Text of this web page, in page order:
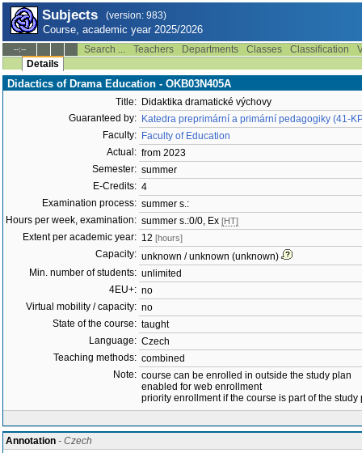
Subjects (version: 983)
Course, academic year 2025/2026
--:-- Search ... Teachers Departments Classes Classification
Details
Didactics of Drama Education - OKB03N405A
Title: Didaktika dramatické výchovy
Guaranteed by: Katedra preprimární a primární pedagogiky (41-
Faculty: Faculty of Education
Actual: from 2023
Semester: summer
E-Credits: 4
Examination process: summer s.:
Hours per week, examination: summer s.:0/0, Ex [HT]
Extent per academic year: 12 [hours]
Capacity: unknown / unknown (unknown)
Min. number of students: unlimited
4EU+: no
Virtual mobility / capacity: no
State of the course: taught
Language: Czech
Teaching methods: combined
Note: course can be enrolled in outside the study plan
enabled for web enrollment
priority enrollment if the course is part of the study
Annotation - Czech